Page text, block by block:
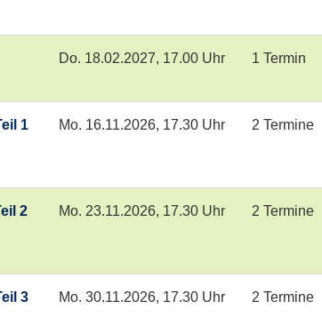
Do. 18.02.2027, 17.00 Uhr 1 Termin
1 Mo. 16.11.2026, 17.30 Uhr 2 Termine
2 Mo. 23.11.2026, 17.30 Uhr 2 Termine
3 Mo. 30.11.2026, 17.30 Uhr 2 Termine